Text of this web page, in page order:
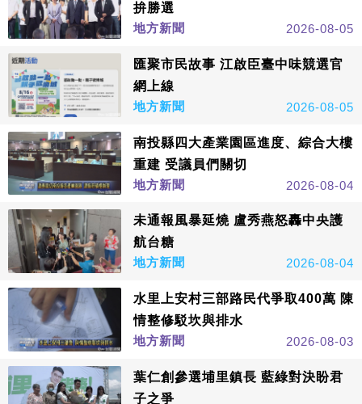
拚勝選
地方新聞
2026-08-05
匯聚市民故事 江啟臣臺中味競選官
網上線
地方新聞
2026-08-05
南投縣四大產業園區進度、綜合大樓
重建 受議員們關切
地方新聞
2026-08-04
未通報風暴延燒 盧秀燕怒轟中央護
航台糖
地方新聞
2026-08-04
水里上安村三部路民代爭取400萬 陳
情整修駁坎與排水
地方新聞
2026-08-03
葉仁創參選埔里鎮長 藍綠對決盼君
子之爭